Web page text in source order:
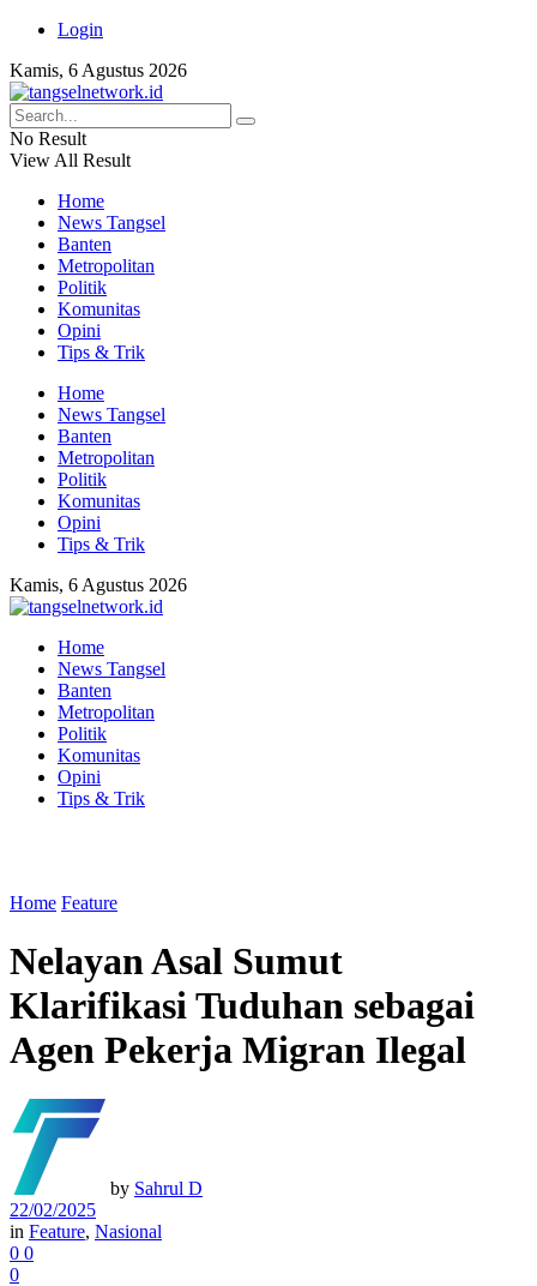
Login
Kamis, 6 Agustus 2026
No Result
View All Result
Home
News Tangsel
Banten
Metropolitan
Politik
Komunitas
Opini
Tips & Trik
Home
News Tangsel
Banten
Metropolitan
Politik
Komunitas
Opini
Tips & Trik
Kamis, 6 Agustus 2026
Home
News Tangsel
Banten
Metropolitan
Politik
Komunitas
Opini
Tips & Trik
Home Feature
Nelayan Asal Sumut
Klarifikasi Tuduhan sebagai
Agen Pekerja Migran Ilegal
by Sahrul D
22/02/2025
in Feature, Nasional
0 0
0